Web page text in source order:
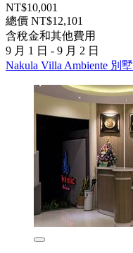
NT$10,001
總價 NT$12,101
含稅金和其他費用
9 月 1 日 - 9 月 2 日
Nakula Villa Ambiente 別墅